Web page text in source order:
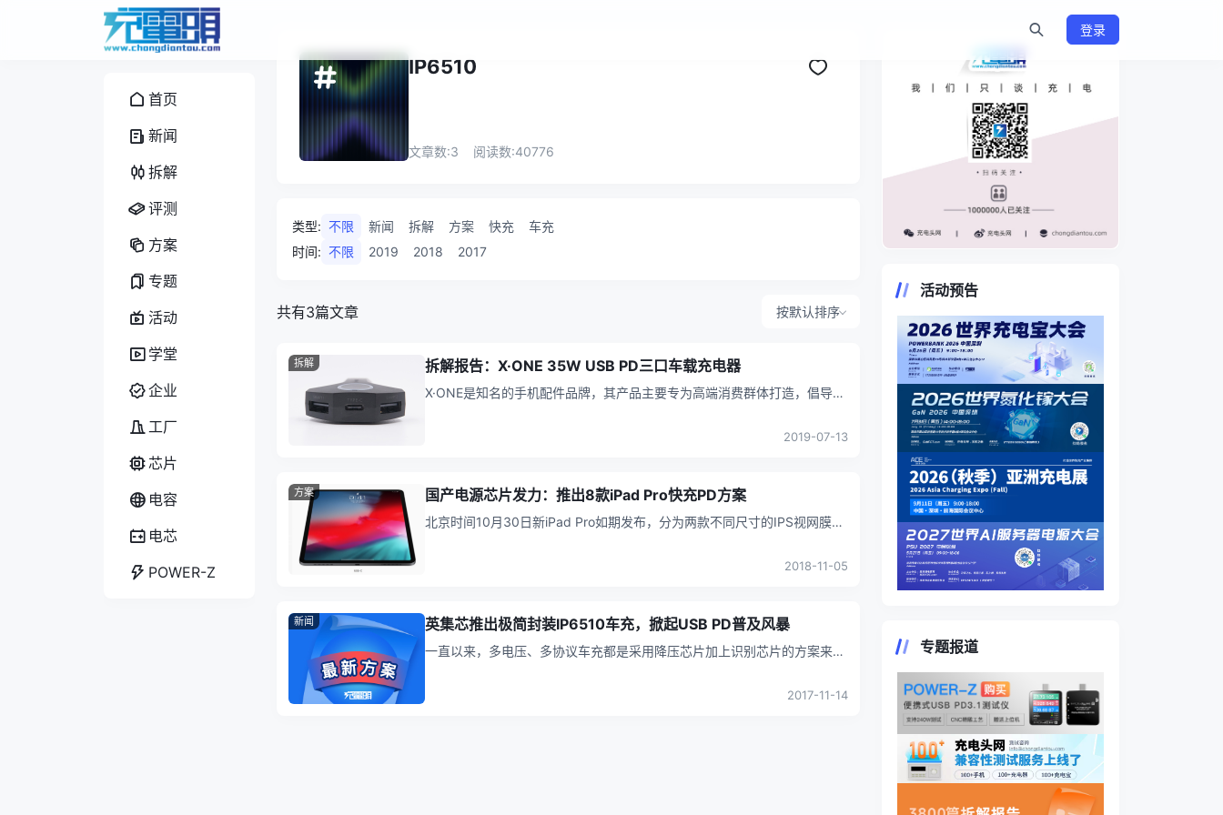
登录
首页
新闻
拆解
评测
方案
专题
活动
学堂
企业
工厂
芯片
电容
电芯
POWER-Z
IP6510
文章数:3 阅读数:40776
类型: 不限 新闻 拆解 方案 快充
车充
时间: 不限 2019 2018 2017
共有3篇文章 按默认排序
拆解 拆解报告：X·ONE 35W USB PD三口车载充电器
X·ONE是知名的手机配件品牌，其产品主要专为高端消费群体打造，倡导
2019-07-13
方案 国产电源芯片发力：推出8款iPad Pro快充PD方案
北京时间10月30日新iPad Pro如期发布，分为两款不同尺寸的IPS视网膜
2018-11-05
新闻 英集芯推出极简封装IP6510车充，掀起USB PD普及风暴
一直以来，多电压、多协议车充都是采用降压芯片加上识别芯片的方案来
2017-11-14
活动预告
专题报道